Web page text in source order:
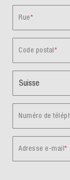
Rue
Code postal
Numéro de
Adresse e-mail